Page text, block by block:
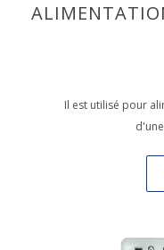
Il est utilisé pour